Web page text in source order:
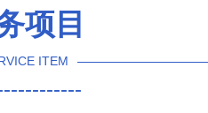
项目
ITEM